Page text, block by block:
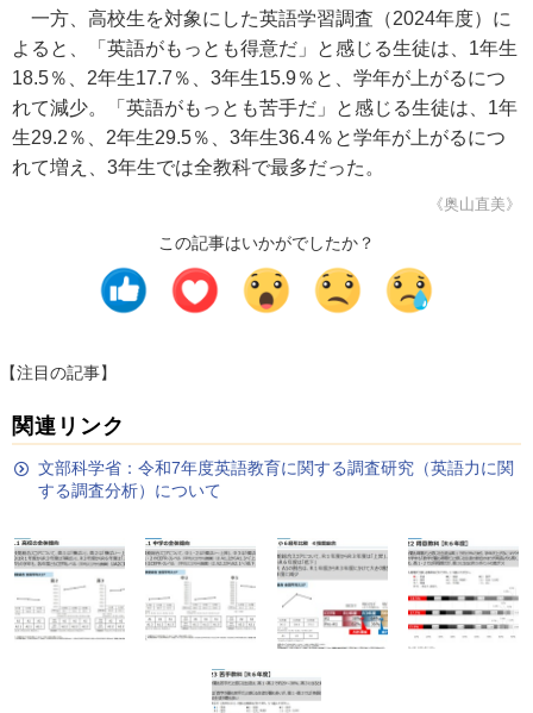
一方、高校生を対象にした英語学習調査（2024年度）に
よると、「英語がもっとも得意だ」と感じる生徒は、1年生
18.5％、2年生17.7％、3年生15.9％と、学年が上がるにつ
れて減少。「英語がもっとも苦手だ」と感じる生徒は、1年
生29.2％、2年生29.5％、3年生36.4％と学年が上がるにつ
れて増え、3年生では全教科で最多だった。
《奥山直美》
この記事はいかがでしたか？
【注目の記事】
関連リンク
文部科学省：令和7年度英語教育に関する調査研究（英語力に関
する調査分析）について